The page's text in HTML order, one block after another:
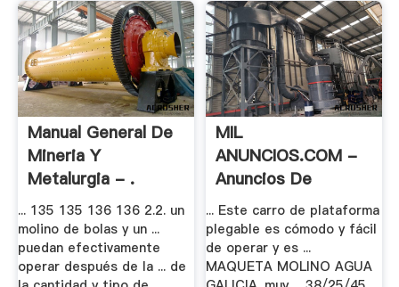
Manual General De
Mineria Y
Metalurgia - .
... 135 135 136 136 2.2. un
molino de bolas y un ...
puedan efectivamente
operar después de la ... de
MIL
ANUNCIOS.COM -
Anuncios De
Ruedas Carro .
... Este carro de plataforma
plegable es cómodo y fácil
de operar y es ...
MAQUETA MOLINO AGUA